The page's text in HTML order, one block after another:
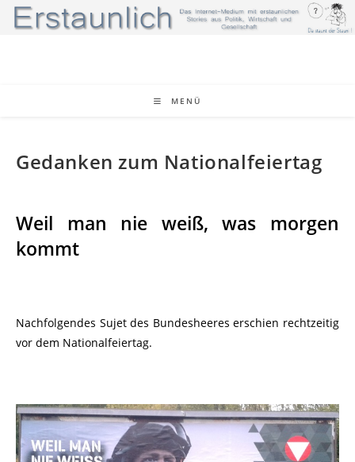
MENÜ
Gedanken zum Nationalfeiertag
Weil man nie weiß, was morgen
kommt
Nachfolgendes Sujet des Bundesheeres erschien rechtzeitig
vor dem Nationalfeiertag.